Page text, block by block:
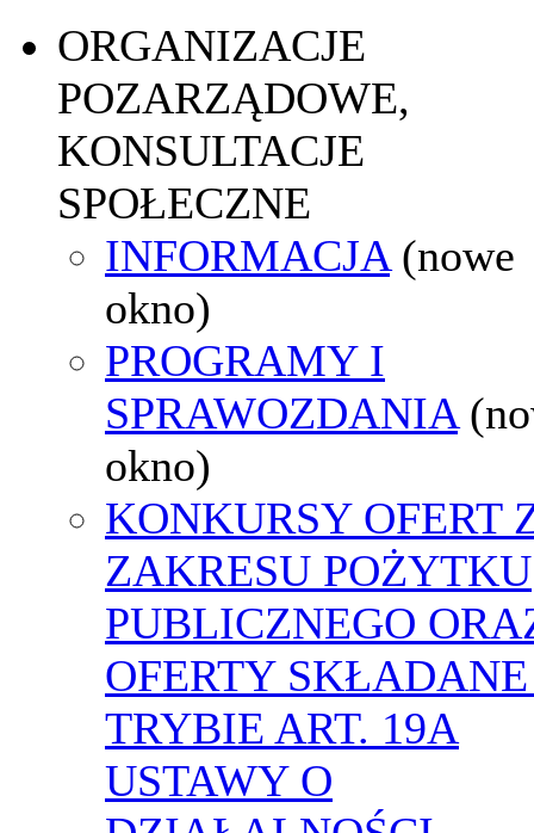
ORGANIZACJE
POZARZĄDOWE,
KONSULTACJE
SPOŁECZNE
INFORMACJA (nowe
okno)
PROGRAMY I
SPRAWOZDANIA
okno)
KONKURSY OFERT
ZAKRESU POŻYTKU
PUBLICZNEGO
OFERTY
TRYBIE ART. 19A
USTAWY O